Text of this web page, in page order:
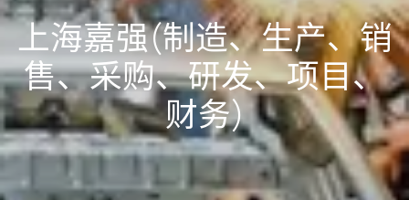
上海嘉强(制造、生产、销
售、采购、研发、项目、
财务)